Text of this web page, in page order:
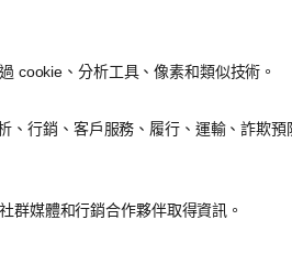
cookie、分析工具、像素和類似技術。
、行銷、客戶服務、履行、運輸、詐欺預
群媒體和行銷合作夥伴取得資訊。